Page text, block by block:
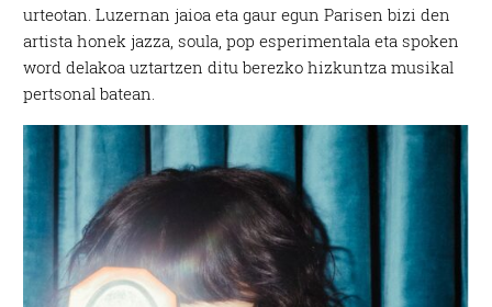
urteotan. Luzernan jaioa eta gaur egun Parisen bizi den
artista honek jazza, soula, pop esperimentala eta spoken
word delakoa uztartzen ditu berezko hizkuntza musikal
pertsonal batean.